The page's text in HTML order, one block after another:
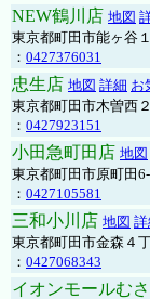
NEW鶴川店 地図
東京都町田市能ヶ谷
： 0427376031
忠生店 地図 詳細 お
東京都町田市木曽西
： 0427923151
小田急町田店 地図
東京都町田市原町田
： 0427105581
三和小川店 地図 詳
東京都町田市金森４
： 0427068343
イオンモールむ